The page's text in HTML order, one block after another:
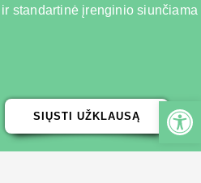
standartinė įrenginio siunčiama
SIŲSTI UŽKLAUSĄ